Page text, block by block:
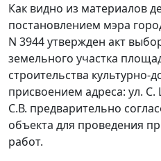
Как видно из материалов
постановлением мэра
N 3944 утвержден акт
земельного участка
строительства культурно-
присвоением адреса: ул.
С.В. предварительно
объекта для проведения
работ.